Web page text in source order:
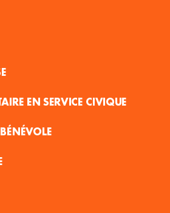
EN SERVICE CIVIQUE